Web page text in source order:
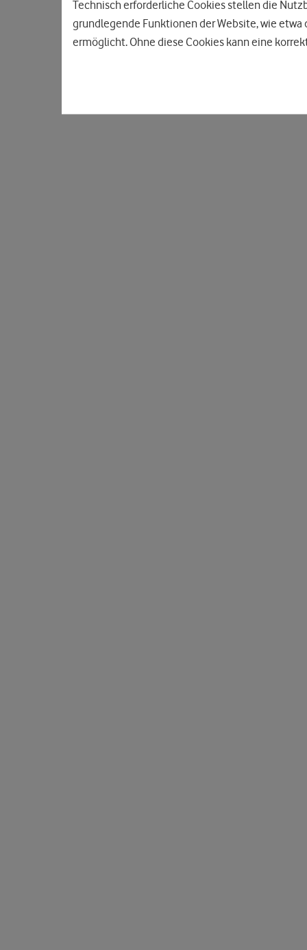
Technisch erforderliche Cookies stellen die
grundlegende Funktionen der Website, wie
ermöglicht. Ohne diese Cookies kann eine